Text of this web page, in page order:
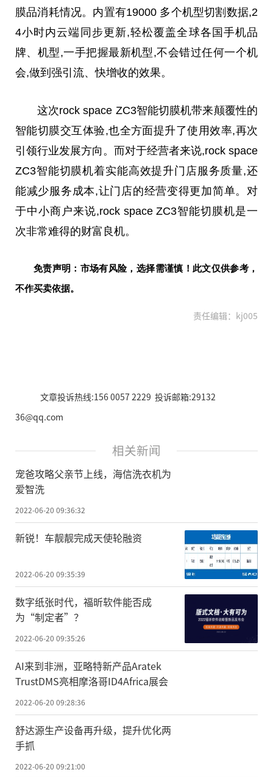
膜品消耗情况。内置有19000 多个机型切割数据,2
4小时内云端同步更新,轻松覆盖全球各国手机品
牌、机型,一手把握最新机型,不会错过任何一个机
会,做到强引流、快增收的效果。
这次rock space ZC3智能切膜机带来颠覆性的
智能切膜交互体验,也全方面提升了使用效率,再次
引领行业发展方向。而对于经营者来说,rock space
ZC3智能切膜机着实能高效提升门店服务质量,还
能减少服务成本,让门店的经营变得更加简单。对
于中小商户来说,rock space ZC3智能切膜机是一
次非常难得的财富良机。
免责声明：市场有风险，选择需谨慎！此文仅供参考，
不作买卖依据。
责任编辑：kj005
文章投诉热线:156 0057 2229 投诉邮箱:29132
36@qq.com
相关新闻
宠爸攻略父亲节上线，海信洗衣机为
爱智洗
2022-06-20 09:36:32
新锐！车靓靓完成天使轮融资
2022-06-20 09:35:39
数字纸张时代，福昕软件能否成
为“制定者”？
2022-06-20 09:35:26
AI来到非洲，亚略特新产品Aratek
TrustDMS亮相摩洛哥ID4Africa展会
2022-06-20 09:28:36
舒达源生产设备再升级，提升优化两
手抓
2022-06-20 09:21:00